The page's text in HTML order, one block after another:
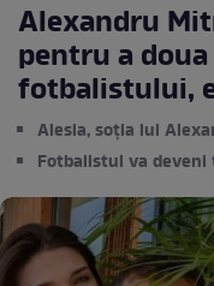
Alexandru
pentru a
fotbalistului,
Alesia, soția lui
Fotbalistul va